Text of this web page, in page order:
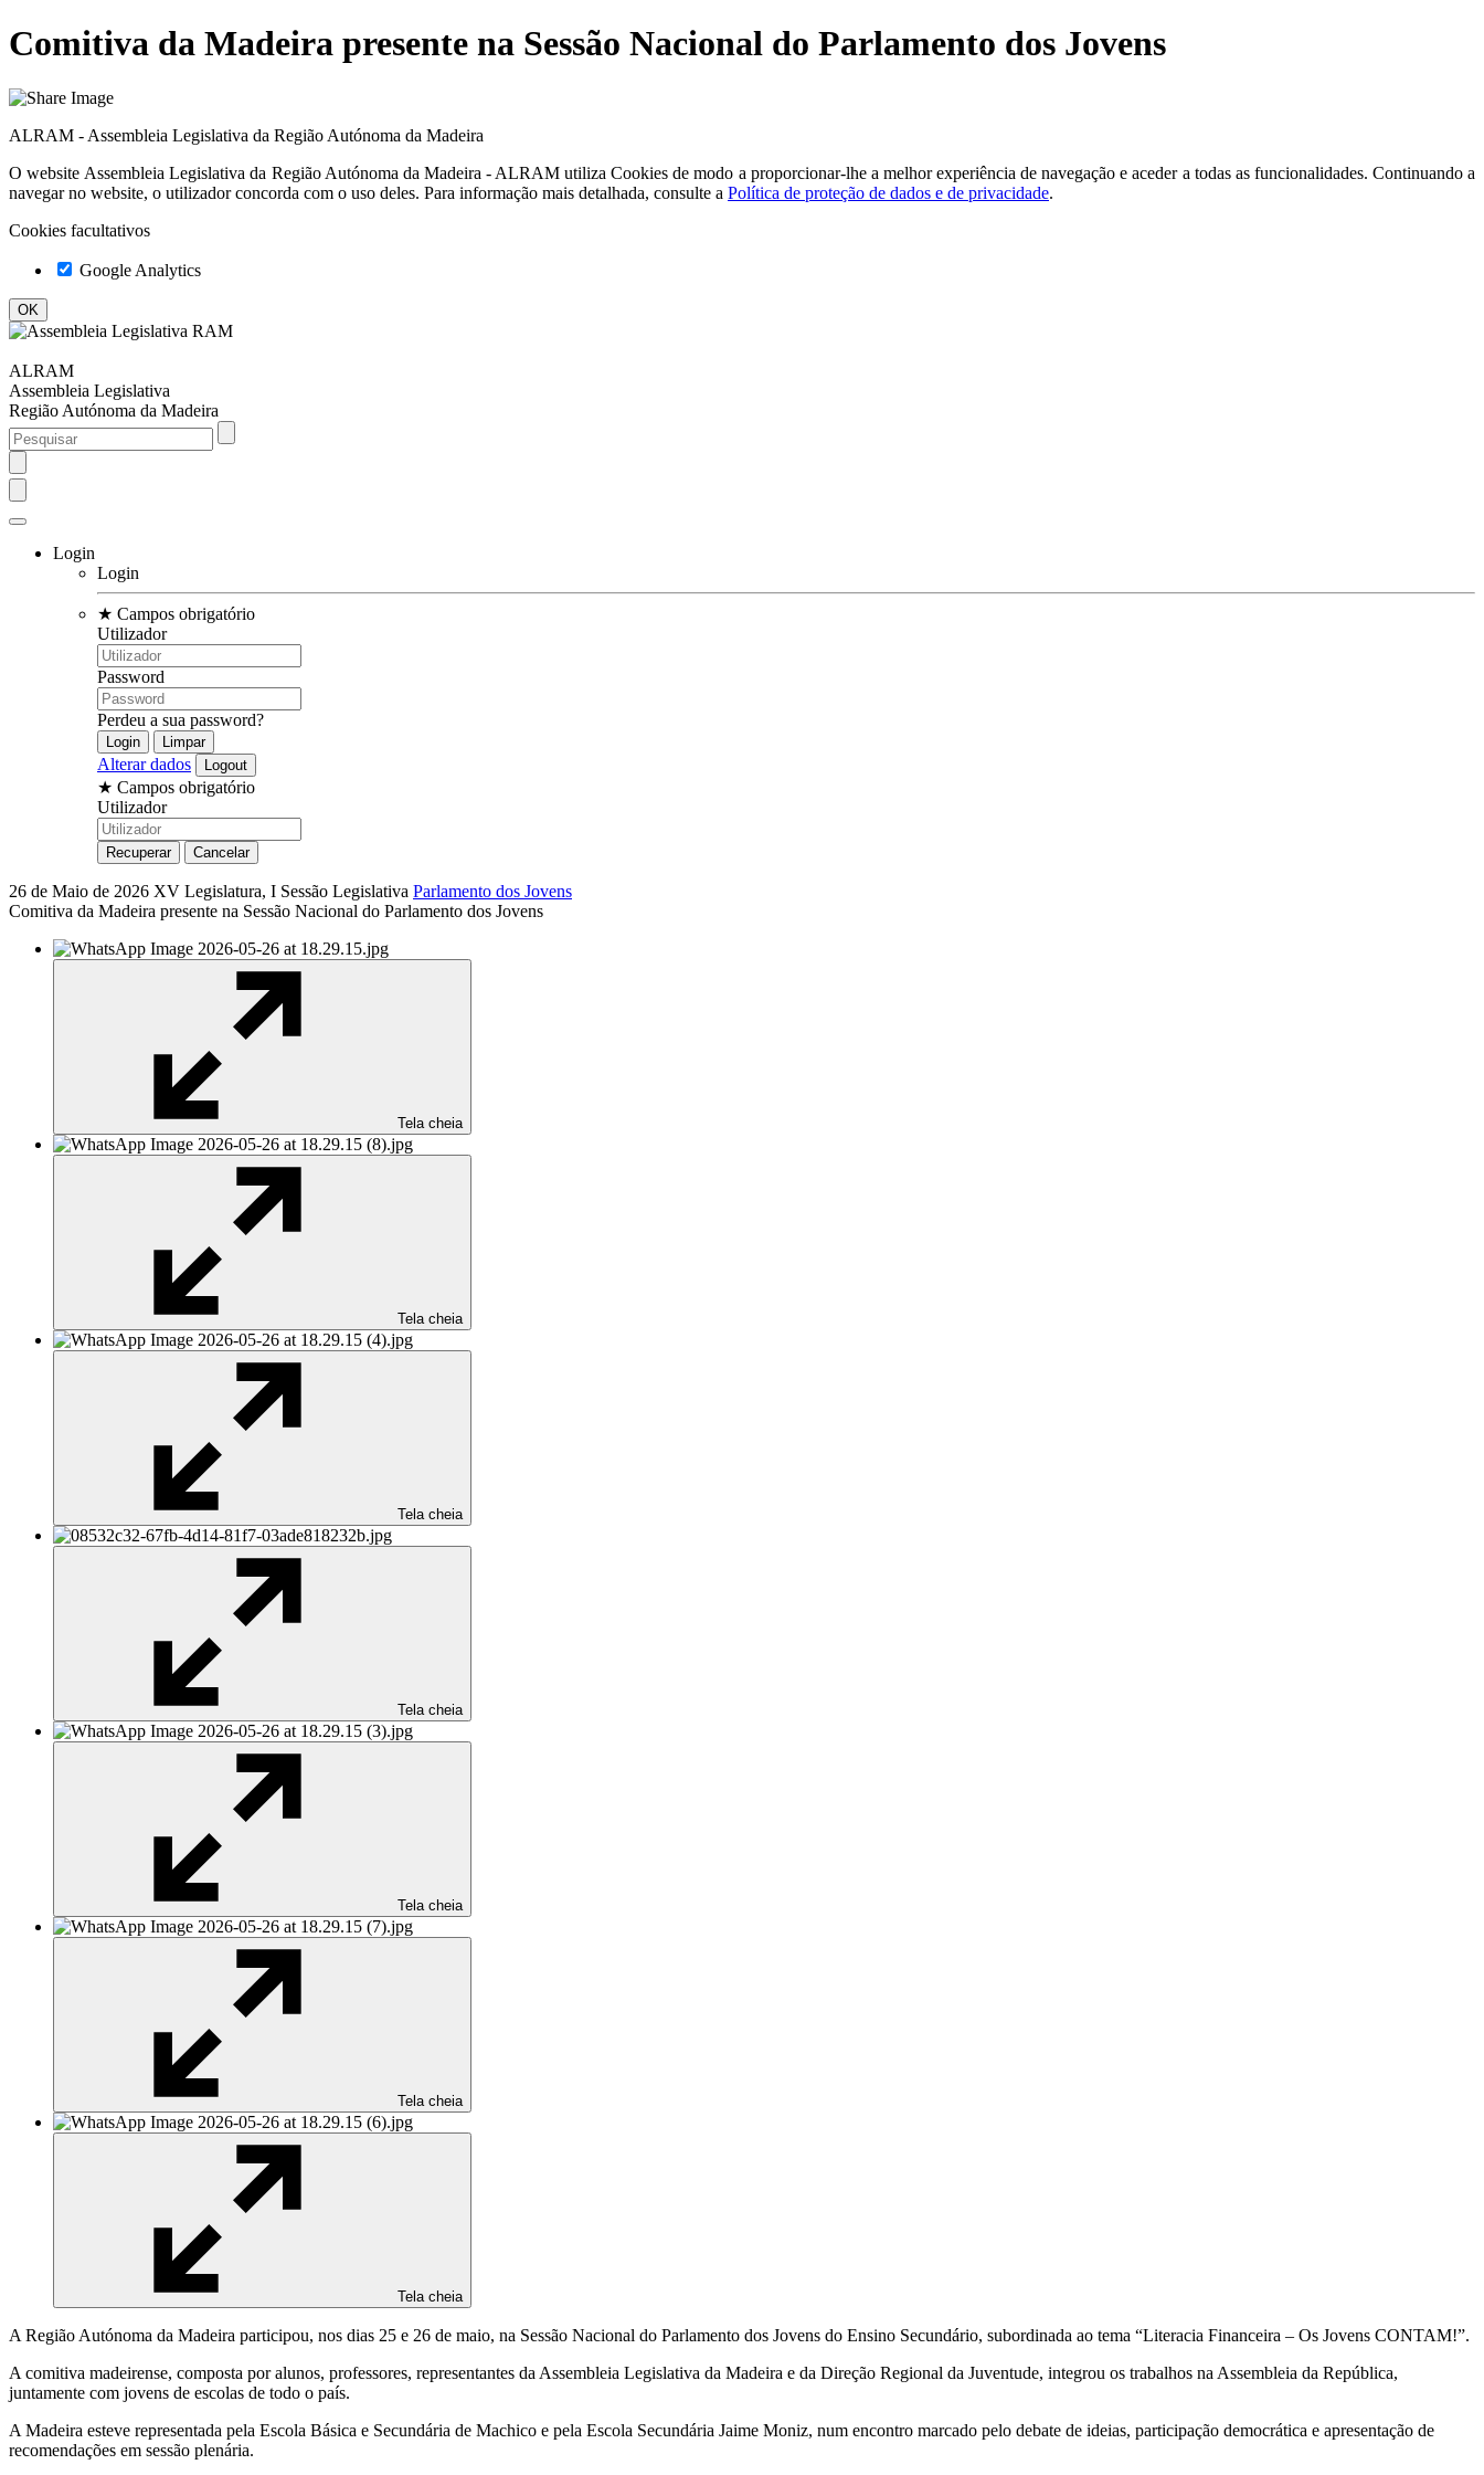
Comitiva da Madeira presente na Sessão Nacional do Parlamento dos Jovens
ALRAM - Assembleia Legislativa da Região Autónoma da Madeira
O website Assembleia Legislativa da Região Autónoma da Madeira - ALRAM utiliza Cookies de modo a proporcionar-lhe a melhor experiência de navegação e aceder a todas as funcionalidades. Continuando a
navegar no website, o utilizador concorda com o uso deles. Para informação mais detalhada, consulte a Política de proteção de dados e de privacidade.
Cookies facultativos
Google Analytics
ALRAM
Assembleia Legislativa
Região Autónoma da Madeira
Login
Login
★ Campos obrigatório
Utilizador
Password
Perdeu a sua password?
Alterar dados
★ Campos obrigatório
Utilizador
26 de Maio de 2026 XV Legislatura, I Sessão Legislativa Parlamento dos Jovens
Comitiva da Madeira presente na Sessão Nacional do Parlamento dos Jovens
Tela cheia
Tela cheia
Tela cheia
Tela cheia
Tela cheia
Tela cheia
Tela cheia
A Região Autónoma da Madeira participou, nos dias 25 e 26 de maio, na Sessão Nacional do Parlamento dos Jovens do Ensino Secundário, subordinada ao tema “Literacia Financeira – Os Jovens CONTAM!”.
A comitiva madeirense, composta por alunos, professores, representantes da Assembleia Legislativa da Madeira e da Direção Regional da Juventude, integrou os trabalhos na Assembleia da República,
juntamente com jovens de escolas de todo o país.
A Madeira esteve representada pela Escola Básica e Secundária de Machico e pela Escola Secundária Jaime Moniz, num encontro marcado pelo debate de ideias, participação democrática e apresentação de
recomendações em sessão plenária.